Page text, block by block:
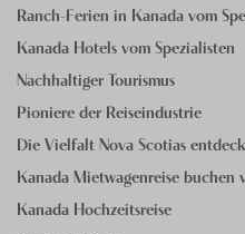
Ranch-Ferien in Kanada vom
Kanada Hotels vom Spezialisten
Nachhaltiger Tourismus
Pioniere der Reiseindustrie
Die Vielfalt Nova Scotias
Kanada Mietwagenreise buchen
Kanada Hochzeitsreise